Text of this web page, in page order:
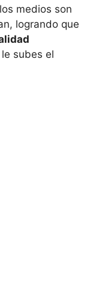
medios son
logrando que
subes el